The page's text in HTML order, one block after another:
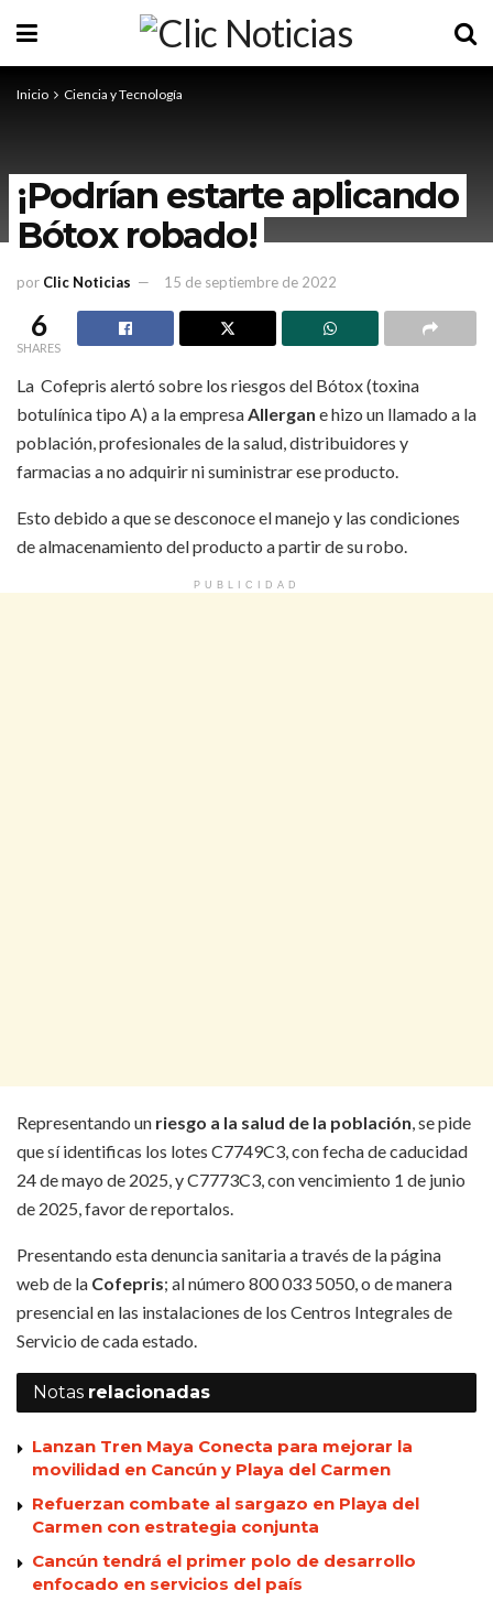
Inicio Ciencia y Tecnología
¡Podrían estarte aplicando
Bótox robado!
por Clic Noticias 15 de septiembre de 2022
6
SHARES
La Cofepris alertó sobre los riesgos del Bótox (toxina
botulínica tipo A) a la empresa Allergan e hizo un llamado a la
población, profesionales de la salud, distribuidores y
farmacias a no adquirir ni suministrar ese producto.
Esto debido a que se desconoce el manejo y las condiciones
de almacenamiento del producto a partir de su robo.
PUBLICIDAD
Representando un riesgo a la salud de la población , se pide
que sí identificas los lotes C7749C3, con fecha de caducidad
24 de mayo de 2025, y C7773C3, con vencimiento 1 de junio
de 2025, favor de reportalos.
Presentando esta denuncia sanitaria a través de la página
web de la Cofepris; al número 800 033 5050, o de manera
presencial en las instalaciones de los Centros Integrales de
Servicio de cada estado.
Notas relacionadas
Lanzan Tren Maya Conecta para mejorar la
movilidad en Cancún y Playa del Carmen
Refuerzan combate al sargazo en Playa del
Carmen con estrategia conjunta
Cancún tendrá el primer polo de desarrollo
enfocado en servicios del país